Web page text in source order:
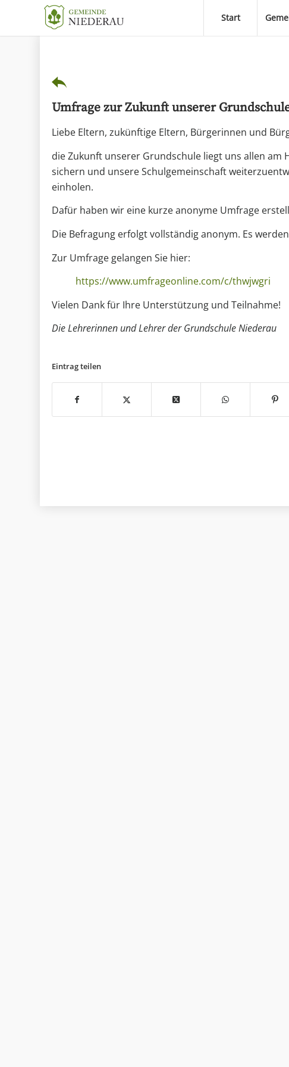
Start
Umfrage zur Zukunft unserer
Liebe Eltern, zukünftige Eltern, Bürgerinnen und
die Zukunft unserer Grundschule liegt uns allen
sichern und unsere Schulgemeinschaft
einholen.
Dafür haben wir eine kurze anonyme Umfrage
Die Befragung erfolgt vollständig anonym. Es
Zur Umfrage gelangen Sie hier:
https://www.umfrageonline.com/c/thwjwgri
Vielen Dank für Ihre Unterstützung und Teilnahme!
Die Lehrerinnen und Lehrer der Grundschule Niederau
Eintrag teilen